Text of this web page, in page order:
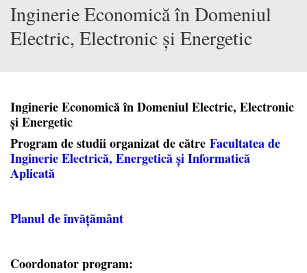
Inginerie Economică în Domeniul
Electric, Electronic și Energetic
Inginerie Economică în Domeniul Electric, Electronic
și Energetic
Program de studii organizat de către Facultatea de
Inginerie Electrică, Energetică și Informatică
Aplicată
Planul de învățământ
Coordonator program: